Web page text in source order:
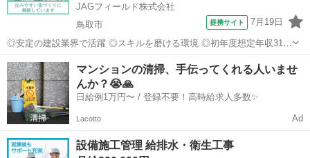
JAGフィールド株式会社
鳥取市
提携サイト 7月19日
◎安定の建設業界で活躍 ◎スキルを磨ける環境 ◎初年度想定年収310
万以上 安定した未来を築きたいあなたへ・・・ 施工管理の経験を活
かしてもっと収入を得たい。 でも、今後も建設業界で働くべきか、別
の業界に転職するか…...
鳥取 鳥取市
マンションの清掃、手伝ってくれる人いませ
んか？😭🙏
日給例1万円〜 / 登録不要！高時給求人多数✨
Lacotto Ad
設備施工管理 給排水・衛生工事